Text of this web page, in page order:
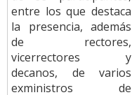
entre los que destaca
la presencia, además
de rectores,
vicerrectores y
decanos, de varios
exministros de